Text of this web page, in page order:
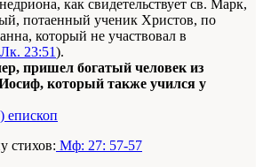
как свидетельствует св. Марк,
потаенный ученик Христов, по
который не участвовал в
Лк. 23:51).
пришел богатый человек из
который также учился у
епископ
стихов: Мф: 27: 57-57